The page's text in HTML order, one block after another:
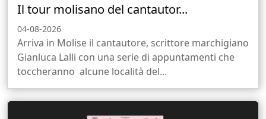
Il tour molisano del cantautor...
04-08-2026
Arriva in Molise il cantautore, scrittore marchigiano
Gianluca Lalli con una serie di appuntamenti che
toccheranno alcune località del...